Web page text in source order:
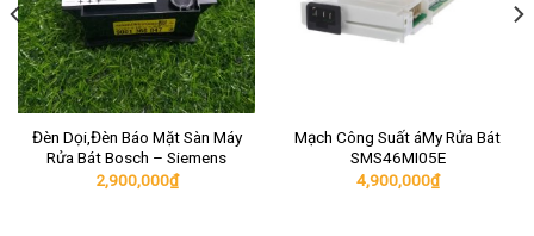
Đèn Dọi,Đèn Báo Mặt Sàn Máy
Rửa Bát Bosch – Siemens
2,900,000₫
Mạch Công Suất áMy Rửa Bát
SMS46MI05E
4,900,000₫